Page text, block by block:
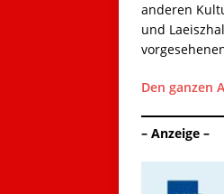
anderen
und
Den ganzen
– Anzeige –